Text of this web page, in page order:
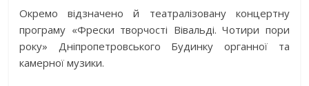
Окремо відзначено й театралізовану концертну
програму «Фрески творчості Вівальді. Чотири пори
року» Дніпропетровського Будинку органної та
камерної музики.